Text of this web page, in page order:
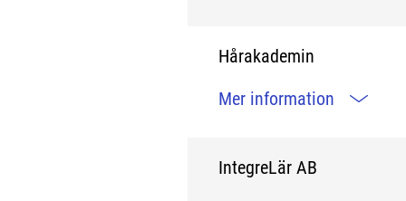
Hårakademin
Mer information
IntegreLär AB